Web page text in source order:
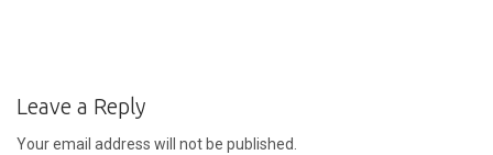
Leave a Reply
Your email address will not be published.